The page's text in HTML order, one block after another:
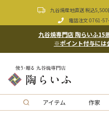
九谷焼産地直送 税込
電話注文 0761-
九谷焼専門店 陶らいふ15
※ポイント付与には
アイテム 作家